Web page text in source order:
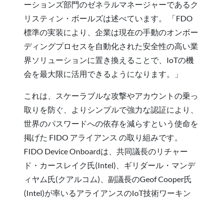
ーションズ部門のゼネラルマネージャーであるク
リスティン・ボールズは述べています。 「FDO
標準の実装により、企業は現在の手動のオンボー
ディングプロセスを自動化された安全性の高い業
界ソリューションに置き換えることで、IoTの機
会を最大限に活用できるようになります。」
これは、スケーラブルな攻撃やアカウントの乗っ
取りを防ぐ、よりシンプルで強力な認証により、
世界のパスワードへの依存を減らすという使命を
掲げた FIDO アライアンス の取り組みです。
FIDO Device Onboardは、共同議長のリチャー
ド・カースレイク氏(Intel)、ギリダール・マンデ
ィヤム氏(クアルコム)、副議長のGeof Cooper氏
(Intel)が率いるアライアンスのIoT技術ワーキン